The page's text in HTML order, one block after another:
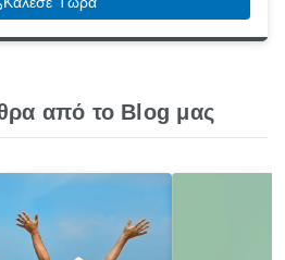
από το Blog μας